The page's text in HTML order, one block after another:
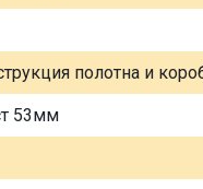
полотна и
53мм